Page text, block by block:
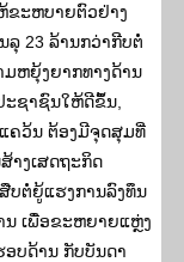
ຂະຫບາຍຕົວຢ່າງ
ລຸ 23 ລ້ານກວ່າກີບຕໍ່
ມຫຍຸ້ງຍາກທາງດ້ານ
ະຊາຊົນໃຫ້ດີຂຶ້ນ,
ຄວ້ນ ຕ້ອງມີຈຸດສຸມທີ່
າງເສດຖະກິດ
ສືບຕໍ່ຍູ້ແຮງການລົງທຶນ
ນ ເພື່ອຂະຫຍາຍແຫຼ່ງ
ບດ້ານ ກັບບັນດາ